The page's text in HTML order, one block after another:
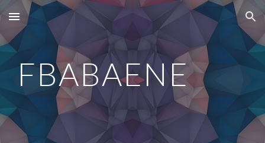
Skip to main content Skip to navigation
FBABAENE